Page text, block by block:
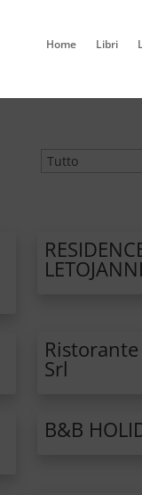
Home Libri
LETOJANNI
Srl
B&B